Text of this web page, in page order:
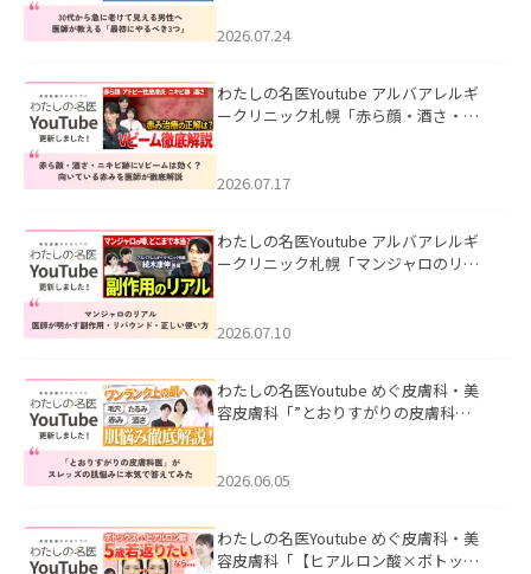
た。
2026.07.24
わたしの名医Youtube アルバアレルギ
ークリニック札幌「赤ら顔・酒さ・ニ
した。
2026.07.17
わたしの名医Youtube アルバアレルギ
ークリニック札幌「マンジャロのリア
た。
2026.07.10
わたしの名医Youtube めぐ皮膚科・美
容皮膚科「”とおりすがりの皮膚科
2026.06.05
わたしの名医Youtube めぐ皮膚科・美
容皮膚科「【ヒアルロン酸×ボトック